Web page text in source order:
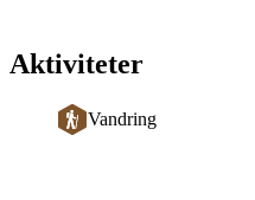
Aktiviteter
Vandring